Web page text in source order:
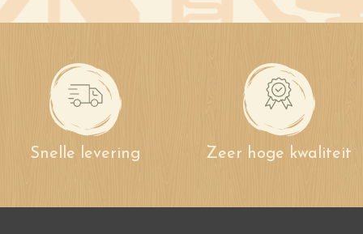
Snelle levering Zeer hoge kwaliteit